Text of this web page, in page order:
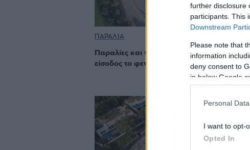
further disclosure
participants. This
Downstream
Please note that
information
deny consent to
in below Google
Personal
I want to opt-
Opted In
ΠΑΡΑΛΙΑ
Παραλίες και τιμές: Πόσο στοιχίζει η
είσοδος το φετινό καλοκαίρι;